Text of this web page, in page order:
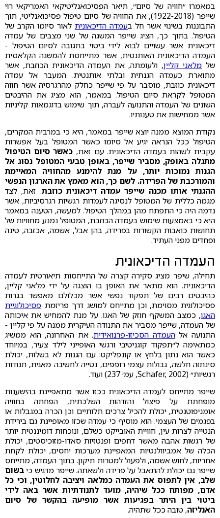
במאמרו ״חוויה של סיום״, תיאר הפסיכואנליטיקאי האמריקאי רוי
שייפר (1922-2018), את החוויה של סיום טיפול פסיכואנליטי, תוך
התבוננות בשינוי אשר חל בעמדה הדיכאונית לאור סיומו הקרב של
הטיפול. בתוך כך, הציג שייפר המשגה של שני מצבים של עמדה
דיכאונית אשר עשויים לבוא לידי ביטוי בתגובה לסיום הטיפול -
העמדה הדיכאונית האותנטית, אשר מתייחסת להמשגה הקלאסית
של מלאני קליין, ולעומתה, את העמדה הדיכאונית הכוזבת, אשר
מתוארת כעמדה הגנתית ובלתי אותנטית. המעבר אל עמדה
דיכאונית כוזבת, מוסבר על פי שייפר כחלק מהרגרסיה אשר חווה
המטופל לקראת סיום הטיפול. במאמר, הוא מציג את ההיבטים
השונים של העמדה והתנועה לעברה, תוך שימוש בדוגמאות קליניות
אשר ממחישות את טענותיו.
נקודת המוצא ממנה יוצא שייפר במאמר, היא כי במרבית המקרים,
הטיפול ככל הנראה יגיע אל סיומו כאשר המטופל בעל אפשרות
עקבית לשהות בעמדה הדיכאונית. עם זאת, כאשר סיום הטיפול
מתגלה באופק, מסביר שייפר, באופן טבעי המטופל נסוג אל
הגנות נמוכות יותר, על מנת להימנע מהחוויה המאיימת
והמורכבת של הפרידה. לשם כך, הוא מאמץ את הארגון הנפשי
ההגנתי אותו מכנה שייפר עמדה דיכאונית כוזבת. זאת, לצד
מגמה כללית של המטופל לנסיגה לעמדות רגשיות רגרסיביות, אשר
נדמה היה כי התפתח מהן במהלך הטיפול. למעשה, הטענה במאמר
היא כי באמצעות שימוש בעמדה הכוזבת, המטופל נמנע מחוויות של
תחושות כואבות הקשורות בפרידה, בהן אבל, אשמה, אכזבה, טינה
ופחדים מפני העתיד.
העמדה הדיכאונית
תחילה, שיפר מציג סקירה קצרה של התייחסות תיאורטית לעמדה
הדיכאונית. הוא מתאר את האופן בו הוצגה על ידי מלאני קליין,
כהיבטים רבים של תפקוד נפשי אשר מכלולם מאפשר בגרות
פסיכולוגית מסוימת, וכן מתייחס למושג דרך פריזמת פסיכולוגיית
האגו, כמצב המשקף חוזק של האגו. על מנת להמחיש את איכותה
של העמדה, שייפר מסביר את התנודה העיקרית ממנה על פי קליין -
התנועה אלהעמדה הסכיזו-פרנואידית. את האחרונה, הוא ממשיג
כמתאימה ל״תפקוד קוגניטיבי ורגשי האופייני לילד צעיר, במיוחד
כאשר הוא נתון בלחץ או קונפליקט: עם הגנות לא בשלות, יכולת
סינתזה חלשה, גבולות עצמי רופפים, נטייה לחשיבה מאגית, תנודות
רגשיות״ (Schafer, 2002, עמ׳ 237) ועוד.
שייפר מתייחס לעמדה הדיכאונית ככזו אשר מתאפיינת בהישענות
מופחתת על פיצול והזדהות השלכתית, הפחתה בחוויה
אומניפוטנטית, יכולת להכיל צרכים תלותיים וכן הכרה במגבלות או
בפגמים של העצמי. הוא מוסיף כי עמדה שכזו מאופיינת גם בירידת
הנטייה לצרות עין, חוויית האובייקט כשלם, ונוכחות דומיננטית יותר
של רגשות אהבה מאשר דחפים ופנטזיות סאדו-מזוכיסטים, יכולת
הכלה של אמביוולנטיות המאפיינת מערכות יחסים, יכולת לקחת
אחריות, לחוש אשמה, ולפעול למטרות תיקון. בתוך העמדה, מתייחס
שייפר גם יכולת להתאבל על פרידה ולשאתה. שייפר מדגיש כיבשום
שלב, אין לתפוס את העמדה כמלאה ויציבה לחלוטין, וכי כל
אדם, מפותח ככל שיהיה, מועד לתנודתיות אשר באה לידי
ביטוי בין היתר בפגיעות אשר מופיעה בהקשר של סיום
האנליזה, טובה ככל שתהיה.